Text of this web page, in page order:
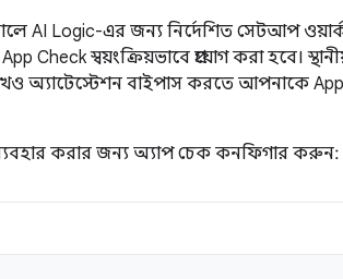
AI Logic-এর জন্য নির্দেশিত সেটআপ
স্বয়ংক্রিয়ভাবে প্রয়োগ করা হবে।
অ্যাটেস্টেশন বাইপাস করতে আপনাকে
ব্যবহার করার জন্য অ্যাপ চেক কনফিগার করুন: